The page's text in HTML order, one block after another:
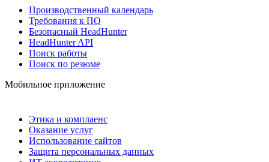
Производственный календарь
Требования к ПО
Безопасный HeadHunter
HeadHunter API
Поиск работы
Поиск по резюме
Мобильное приложение
Этика и комплаенс
Оказание услуг
Использование сайтов
Защита персональных данных